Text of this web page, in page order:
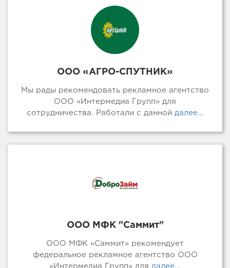
ООО «АГРО-СПУТНИК»
Мы рады рекомендовать рекламное агентство
ООО «Интермедиа Групп» для
сотрудничества. Работали с даннойдалее...
ООО МФК "Саммит"
ООО МФК «Саммит» рекомендует
федеральное рекламное агентство ООО
«Интермедиа Групп» для далее...